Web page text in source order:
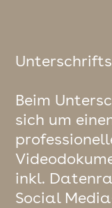
Beim
sich um
inkl.
Social